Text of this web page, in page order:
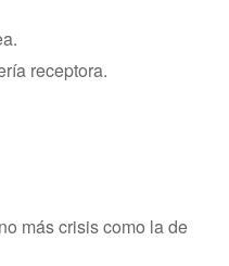
receptora.
más crisis como la de